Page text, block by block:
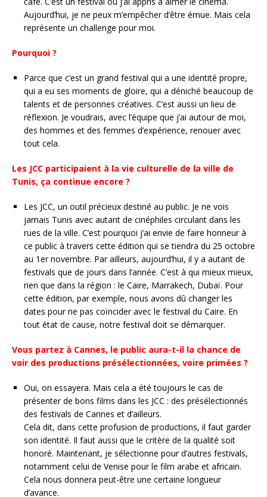
Aujourd’hui, je ne peux m’empêcher d’être émue. Mais cela
représente un challenge pour moi.
Pourquoi ?
Parce que c’est un grand festival qui a une identité propre,
qui a eu ses moments de gloire, qui a déniché beaucoup de
talents et de personnes créatives. C’est aussi un lieu de
réflexion. Je voudrais, avec l’équipe que j’ai autour de moi,
des hommes et des femmes d’expérience, renouer avec
tout cela.
Les JCC participaient à la vie culturelle de la ville de
Tunis, ça continue encore ?
Les JCC, un outil précieux destiné au public. Je ne vois
jamais Tunis avec autant de cinéphiles circulant dans les
rues de la ville. C’est pourquoi j’ai envie de faire honneur à
ce public à travers cette édition qui se tiendra du 25 octobre
au 1er novembre. Par ailleurs, aujourd’hui, il y a autant de
festivals que de jours dans l’année. C’est à qui mieux mieux,
rien que dans la région : le Caire, Marrakech, Dubaï. Pour
cette édition, par exemple, nous avons dû changer les
dates pour ne pas coïncider avec le festival du Caire. En
tout état de cause, notre festival doit se démarquer.
Vous partez à Cannes, le public aura-t-il la chance de
voir des productions présélectionnées, voire primées ?
Oui, on essayera. Mais cela a été toujours le cas de
présenter de bons films dans les JCC : des présélectionnés
des festivals de Cannes et d’ailleurs.
Cela dit, dans cette profusion de productions, il faut garder
son identité. Il faut aussi que le critère de la qualité soit
honoré. Maintenant, je sélectionne pour d’autres festivals,
notamment celui de Venise pour le film arabe et africain.
Cela nous donnera peut-être une certaine longueur
d’avance.